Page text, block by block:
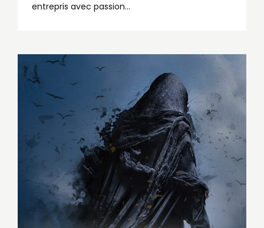
entrepris avec passion...